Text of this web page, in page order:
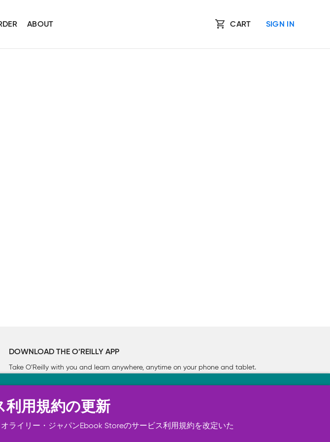
ABOUT CART SIGN IN
DOWNLOAD THE O’REILLY APP
Take O’Reilly with you and learn anywhere, anytime on your phone and tablet.
の Cookie を必要とします（必須）。 このほか、サイト使用状
客様の同意を得て、その他の Cookie を使用することがありま
利用規約の更新
ライリー・ジャパンEbook Storeのサービス利用規約を改定いた